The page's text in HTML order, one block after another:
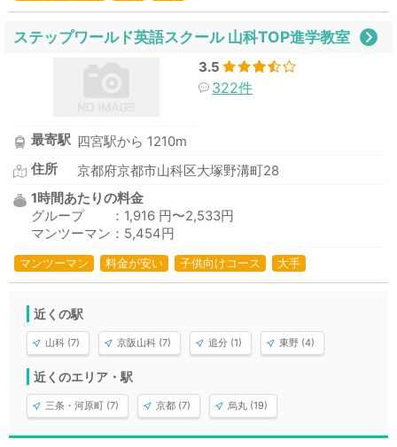
ステップワールド英語スクール 山科TOP進学教室
3.5
322件
最寄駅 四宮駅から 1210m
住所
京都府京都市山科区大塚野溝町28
1時間あたりの料金
グループ ：1,916 円〜2,533円
マンツーマン：5,454円
マンツーマン 料金が安い 子供向けコース 大手
近くの駅
山科 (7) 京阪山科 (7) 追分 (1) 東野 (4)
近くのエリア・駅
三条・河原町 (7) 京都 (7) 烏丸 (19)